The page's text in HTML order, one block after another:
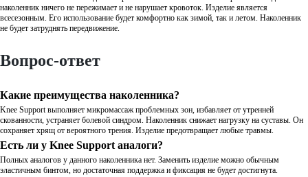
наколенник ничего не пережимает и не нарушает кровоток. Изделие является
всесезонным. Его использование будет комфортно как зимой, так и летом. Наколенник
не будет затруднять передвижение.
Вопрос-ответ
Какие преимущества наколенника?
Knee Support выполняет микромассаж проблемных зон, избавляет от утренней
скованности, устраняет болевой синдром. Наколенник снижает нагрузку на суставы. Он
сохраняет хрящ от вероятного трения. Изделие предотвращает любые травмы.
Есть ли у Knee Support аналоги?
Полных аналогов у данного наколенника нет. Заменить изделие можно обычным
эластичным бинтом, но достаточная поддержка и фиксация не будет достигнута.